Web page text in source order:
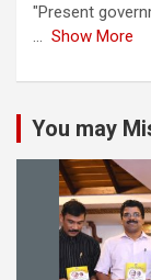
"Present
... Show More
You may